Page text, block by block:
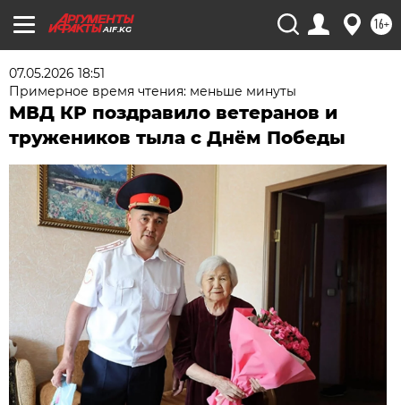
AIF.KG 16+
07.05.2026 18:51
Примерное время чтения: меньше минуты
МВД КР поздравило ветеранов и
тружеников тыла с Днём Победы